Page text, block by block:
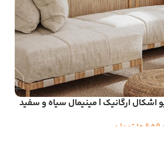
تومان